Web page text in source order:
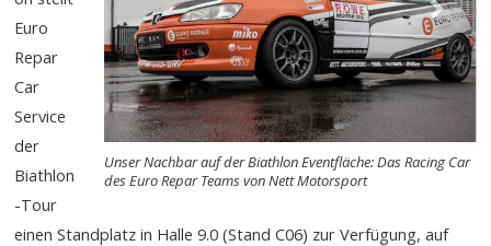
Unser Nachbar auf der Biathlon Eventfläche: Das Racing Car
des Euro Repar Teams von Nett Motorsport
Euro
Repar
Car
Service
der
Biathlon
-Tour
einen Standplatz in Halle 9.0 (Stand C06) zur Verfügung, auf